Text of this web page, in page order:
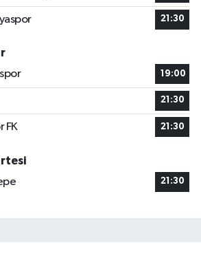
21:30
19:00
21:30
FK 21:30
21:30